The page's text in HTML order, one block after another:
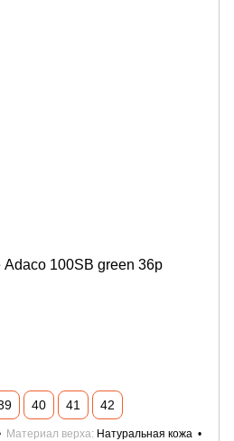
Adaco 100SB green 36р
40 41 42
Материал верха Натуральная кожа